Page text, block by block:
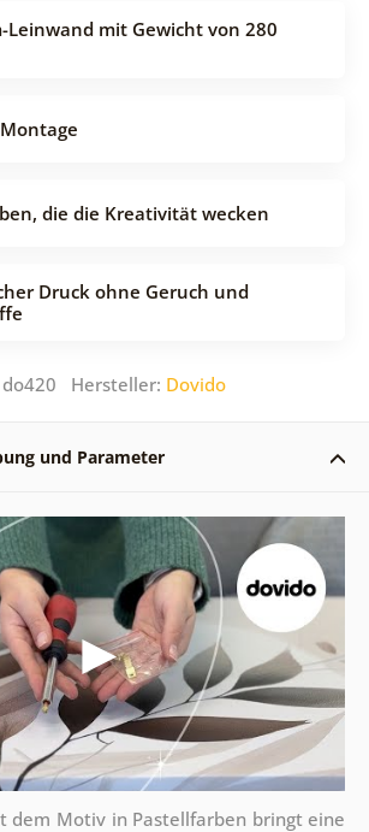
Leinwand mit Gewicht von 280
die die Kreativität wecken
Druck ohne Geruch und
do420 Hersteller: Dovido
und Parameter
dem Motiv in Pastellfarben bringt eine